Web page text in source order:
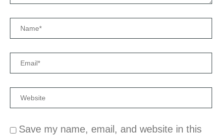
Save my name, email, and website in this